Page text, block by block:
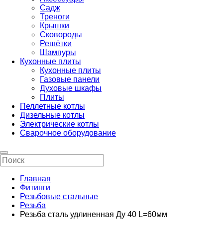
Садж
Треноги
Крышки
Сковороды
Решётки
Шампуры
Кухонные плиты
Кухонные плиты
Газовые панели
Духовые шкафы
Плиты
Пеллетные котлы
Дизельные котлы
Электрические котлы
Сварочное оборудование
Главная
Фитинги
Резьбовые стальные
Резьба
Резьба сталь удлиненная Ду 40 L=60мм